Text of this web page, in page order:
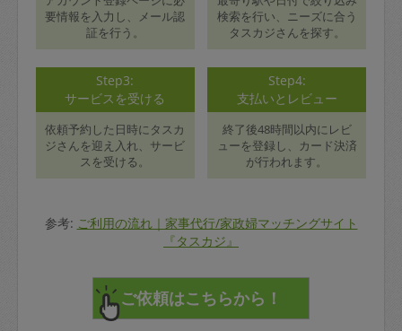
要情報を入力し、メール認
証を行う。
検索を行い、ニーズに合う
タスカジさんを探す。
Step3:
サービスを受ける
依頼予約した日時にタスカ
ジさんを迎え入れ、サービ
スを受ける。
Step4:
支払いとレビュー
終了後48時間以内にレビ
ューを登録し、カード決済
が行われます。
参考: ご利用の流れ｜家事代行/家政婦マッチングサイト
『タスカジ』